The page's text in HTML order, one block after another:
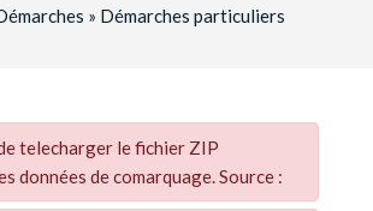
» Démarches particuliers
telecharger le fichier ZIP
données de comarquage. Source :